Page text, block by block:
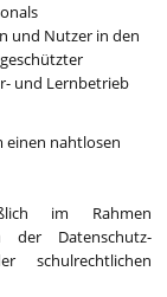
und Nutzer in den
und Lernbetrieb
einen nahtlosen
im Rahmen
der Datenschutz-
schulrechtlichen